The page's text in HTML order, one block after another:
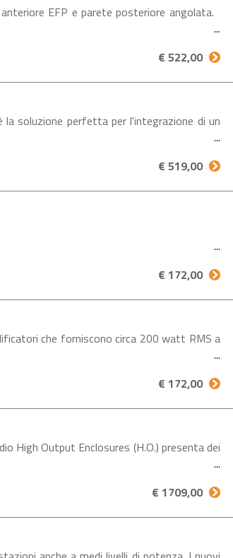
EFP e parete posteriore angolata.
€ 522,00
soluzione perfetta per l'integrazione di un
€ 519,00
€ 172,00
che forniscono circa 200 watt RMS a
€ 172,00
High Output Enclosures (H.O.) presenta dei
€ 1709,00